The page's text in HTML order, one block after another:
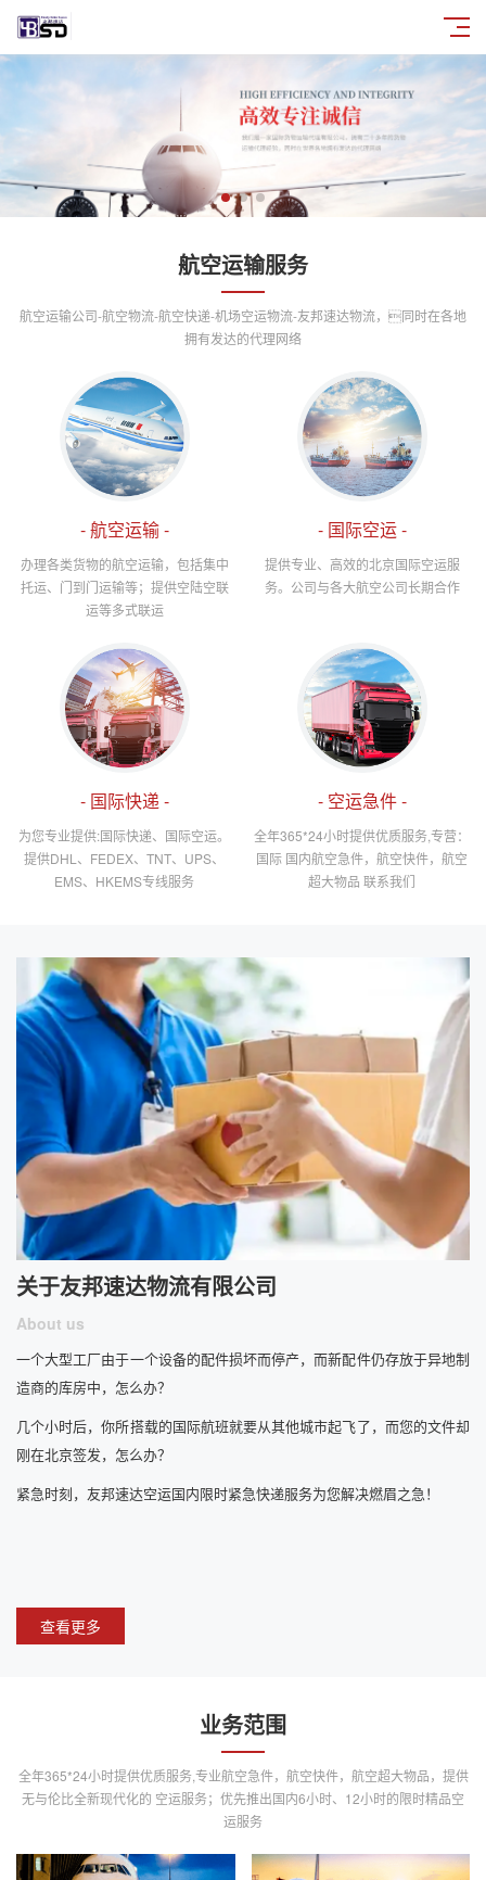
航空运输服务
航空运输公司-航空物流-航空快递-机场空运物流-友邦速达物流，同时在各地
拥有发达的代理网络
- 航空运输 -
办理各类货物的航空运输，包括集中
托运、门到门运输等；提供空陆空联
运等多式联运
- 国际空运 -
提供专业、高效的北京国际空运服
务。公司与各大航空公司长期合作
- 国际快递 -
为您专业提供:国际快递、国际空运。
提供DHL、FEDEX、TNT、UPS、
EMS、HKEMS专线服务
- 空运急件 -
全年365*24小时提供优质服务,专营：
国际 国内航空急件，航空快件，航空
超大物品 联系我们
关于友邦速达物流有限公司
About us
一个大型工厂由于一个设备的配件损坏而停产，而新配件仍存放于异地制
造商的库房中，怎么办？
几个小时后，你所搭载的国际航班就要从其他城市起飞了，而您的文件却
刚在北京签发，怎么办？
紧急时刻，友邦速达空运国内限时紧急快递服务为您解决燃眉之急！
查看更多
业务范围
全年365*24小时提供优质服务,专业航空急件，航空快件，航空超大物品，提供
无与伦比全新现代化的 空运服务；优先推出国内6小时、12小时的限时精品空
运服务